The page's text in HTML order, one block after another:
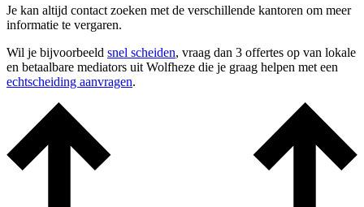
Je kan altijd contact zoeken met de verschillende kantoren om meer
informatie te vergaren.
Wil je bijvoorbeeld snel scheiden, vraag dan 3 offertes op van lokale
en betaalbare mediators uit Wolfheze die je graag helpen met een
echtscheiding aanvragen.